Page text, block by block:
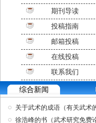
期刊导读
投稿指南
邮箱投稿
在线投稿
联系我们
综合新闻